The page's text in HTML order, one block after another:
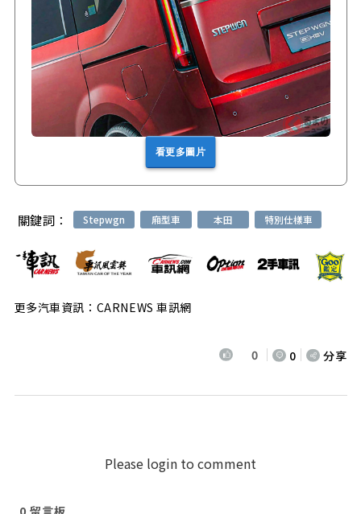
看更多圖片
關鍵詞： Stepwgn 廂型車 本田 特別仕樣車
更多汽車資訊：CARNEWS 車訊網
0 0 分享
Please login to comment